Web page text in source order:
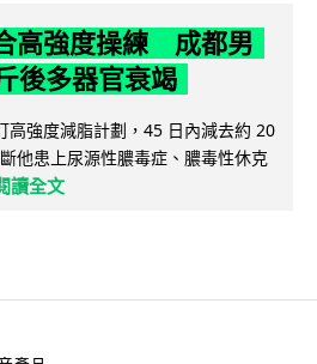
高強度操練 成都男
後多器官衰竭
高強度減脂計劃，45 日內減去約 20
他患上尿源性膿毒症、膿毒性休克
讀全文